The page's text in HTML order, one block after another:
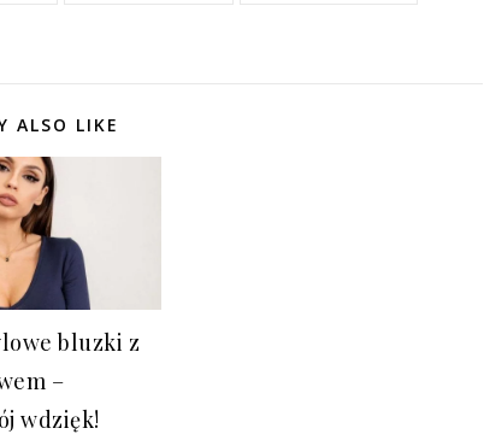
ALSO LIKE
bluzki z
–
wdzięk!